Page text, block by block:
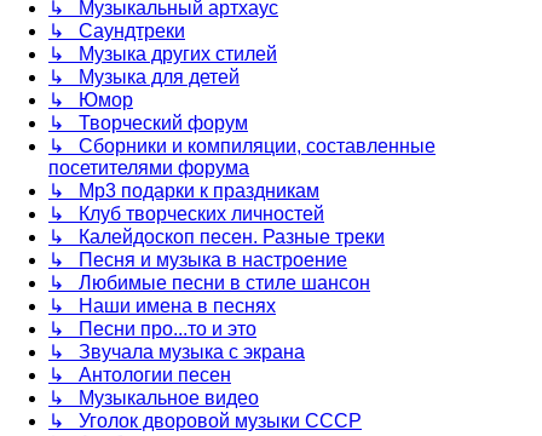
↳ Музыкальный артхаус
↳ Саундтреки
↳ Музыка других стилей
↳ Музыка для детей
↳ Юмор
↳ Творческий форум
↳ Сборники и компиляции, составленные
посетителями форума
↳ Mp3 подарки к праздникам
↳ Клуб творческих личностей
↳ Калейдоскоп песен. Разные треки
↳ Песня и музыка в настроение
↳ Любимые песни в стиле шансон
↳ Наши имена в песнях
↳ Песни про...то и это
↳ Звучала музыка с экрана
↳ Антологии песен
↳ Музыкальное видео
↳ Уголок дворовой музыки СССР